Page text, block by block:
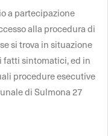
a partecipazione
alla procedura di
si trova in situazione
fatti sintomatici, ed in
procedure esecutive
di Sulmona 27